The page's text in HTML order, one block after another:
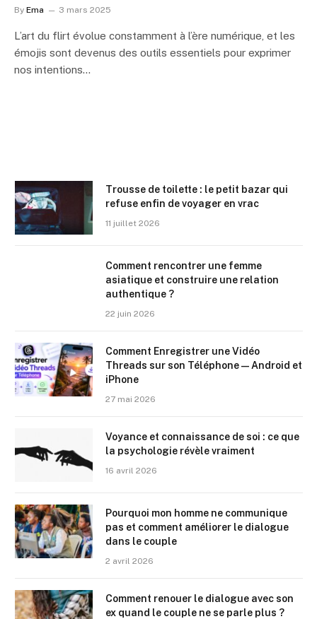
By Ema 3 mars 2025
L’art du flirt évolue constamment à l’ère numérique, et les
émojis sont devenus des outils essentiels pour exprimer
nos intentions…
Trousse de toilette : le petit bazar qui
refuse enfin de voyager en vrac
11 juillet 2026
Comment rencontrer une femme
asiatique et construire une relation
authentique ?
22 juin 2026
Comment Enregistrer une Vidéo
Threads sur son Téléphone — Android et
iPhone
27 mai 2026
Voyance et connaissance de soi : ce que
la psychologie révèle vraiment
16 avril 2026
Pourquoi mon homme ne communique
pas et comment améliorer le dialogue
dans le couple
2 avril 2026
Comment renouer le dialogue avec son
ex quand le couple ne se parle plus ?